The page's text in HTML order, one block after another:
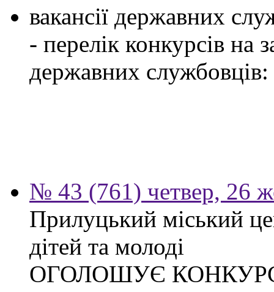
вакансії державних
- перелік конкурсів на
державних службовців:
№ 43 (761) четвер, 26
Прилуцький міський
дітей та молоді
ОГОЛОШУЄ